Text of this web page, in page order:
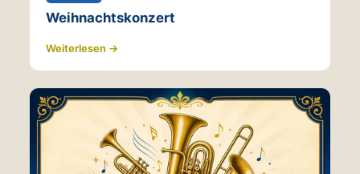
Weihnachtskonzert
Weiterlesen →